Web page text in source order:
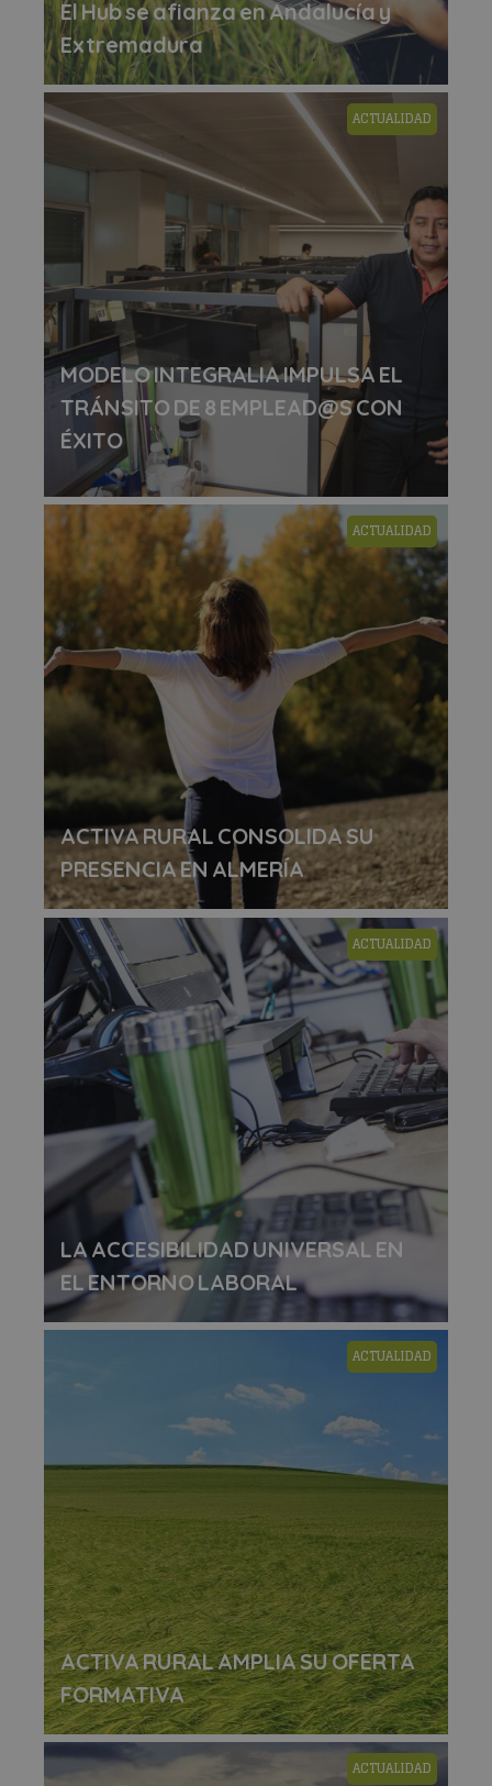
El Hub se afianza en Andalucía y
Extremadura
MODELO INTEGRALIA IMPULSA EL
TRÁNSITO DE 8 EMPLEAD@S CON
ÉXITO
ACTUALIDAD
ACTIVA RURAL CONSOLIDA SU
PRESENCIA EN ALMERÍA
ACTUALIDAD
LA ACCESIBILIDAD UNIVERSAL EN
EL ENTORNO LABORAL
ACTUALIDAD
ACTIVA RURAL AMPLIA SU OFERTA
FORMATIVA
ACTUALIDAD
ACTUALIDAD